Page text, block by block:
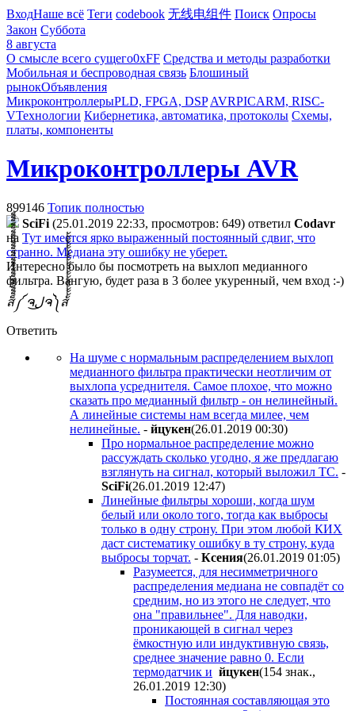
ВходНаше всё Теги codebook 无线电组件 Поиск Опросы
Закон Суббота
8 августа
О смысле всего сущего0xFF Средства и методы разработки
Мобильная и беспроводная связь Блошиный
рынокОбъявления
МикроконтроллерыPLD, FPGA, DSP AVRPICARM, RISC-
VТехнологии Кибернетика, автоматика, протоколы Схемы,
платы, компоненты
Микроконтроллеры AVR
899146 Топик полностью
SciFi (25.01.2019 22:33, просмотров: 649) ответил Codavr
на Тут имеется ярко выраженный постоянный сдвиг, что
странно. Медиана эту ошибку не уберет.
Интересно было бы посмотреть на выхлоп медианного
фильтра. Вангую, будет раза в 3 более укуренный, чем вход :-)
ส็็็็็็็็็็็็็็็็็็็็็็็็็༼ ຈل͜ຈ༽ส้้้้้้้้้้้้้้้้้้้้้้้
Ответить
На шуме с нормальным распределением выхлоп
медианного фильтра практически неотличим от
выхлопа усреднителя. Самое плохое, что можно
сказать про медианный фильтр - он нелинейный.
А линейные системы нам всегда милее, чем
нелинейные. - йцукен(26.01.2019 00:30)
Про нормальное распределение можно
рассуждать сколько угодно, я же предлагаю
взглянуть на сигнал, который выложил ТС. -
SciFi(26.01.2019 12:47)
Линейные фильтры хороши, когда шум
белый или около того, тогда как выбросы
только в одну строну. При этом любой КИХ
даст систематику ошибку в ту строну, куда
выбросы торчат. - Ксения(26.01.2019 01:05)
Разумеется, для несимметричного
распределения медиана не совпадёт со
средним, но из этого не следует, что
она "правильнее". Для наводки,
проникающей в сигнал через
ёмкостную или индуктивную связь,
среднее значение равно 0. Если
термодатчик и йцукен(154 знак.,
26.01.2019 12:30)
Постоянная составляющая это